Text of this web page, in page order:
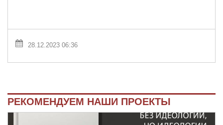
28.12.2023 06:36
РЕКОМЕНДУЕМ НАШИ ПРОЕКТЫ